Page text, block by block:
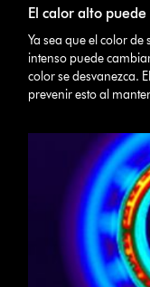
El calor alto
Ya sea que el color
intenso puede
color se desvanezca.
prevenir esto al